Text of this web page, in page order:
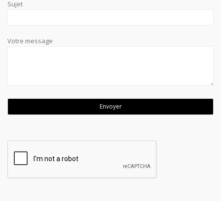
Sujet
Votre message